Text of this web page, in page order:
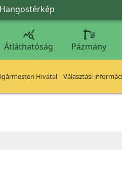
Hangostérkép

Átláthatóság Pázmány
Hivatal Választási